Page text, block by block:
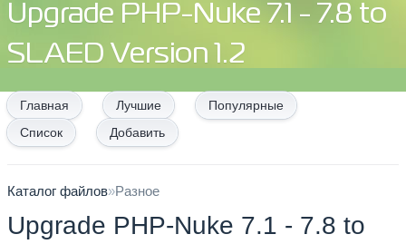
Upgrade PHP-Nuke 7.1 - 7.8 to
SLAED Version 1.2
Главная Лучшие
Популярные
Список
Добавить
Каталог файлов»Разное
Upgrade PHP-Nuke 7.1 - 7.8 to